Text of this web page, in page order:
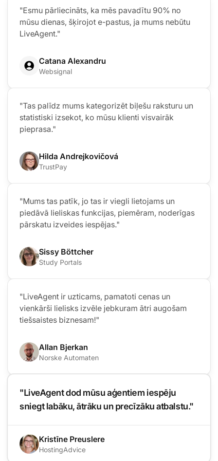
"Esmu pārliecināts, ka mēs pavadītu 90% no
mūsu dienas, šķirojot e-pastus, ja mums nebūtu
LiveAgent."
Catana Alexandru
Websignal
"Tas palīdz mums kategorizēt biļešu raksturu un
statistiski izsekot, ko mūsu klienti visvairāk
pieprasa."
Hilda Andrejkovičová
TrustPay
"Mums tas patīk, jo tas ir viegli lietojams un
piedāvā lieliskas funkcijas, piemēram, noderīgas
pārskatu izveides iespējas."
Sissy Böttcher
Study Portals
"LiveAgent ir uzticams, pamatoti cenas un
vienkārši lielisks izvēle jebkuram ātri augošam
tiešsaistes biznesam!"
Allan Bjerkan
Norske Automaten
"LiveAgent dod mūsu aģentiem iespēju
sniegt labāku, ātrāku un precīzāku atbalstu."
Kristīne Preuslere
HostingAdvice